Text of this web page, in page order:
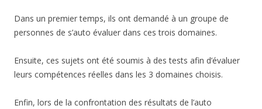
Dans un premier temps, ils ont demandé à un groupe de
personnes de s’auto évaluer dans ces trois domaines.
Ensuite, ces sujets ont été soumis à des tests afin d’évaluer
leurs compétences réelles dans les 3 domaines choisis.
Enfin, lors de la confrontation des résultats de l’auto